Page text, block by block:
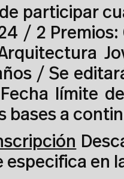
participar
/ 2
/ Se
límite
bases a
en